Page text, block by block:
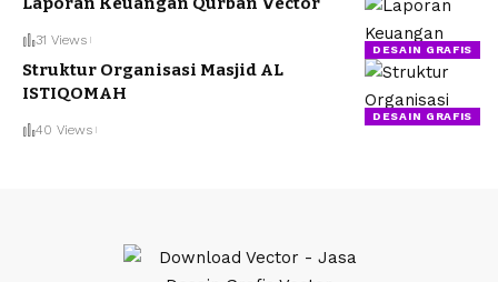
DESAIN GRAFIS
31 Views
DESAIN GRAFIS
Struktur Organisasi Masjid AL
ISTIQOMAH
40 Views